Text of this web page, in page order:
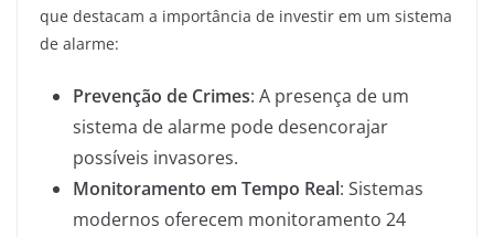
que destacam a importância de investir em um sistema
de alarme:
Prevenção de Crimes: A presença de um
sistema de alarme pode desencorajar
possíveis invasores.
Monitoramento em Tempo Real: Sistemas
modernos oferecem monitoramento 24